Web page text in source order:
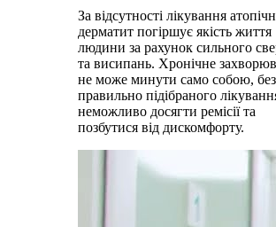
За відсутності лікування
дерматит погіршує якість життя
людини за рахунок сильного
та висипань. Хронічне
не може минути само собою, без
правильно підібраного
неможливо досягти ремісії та
позбутися від дискомфорту.